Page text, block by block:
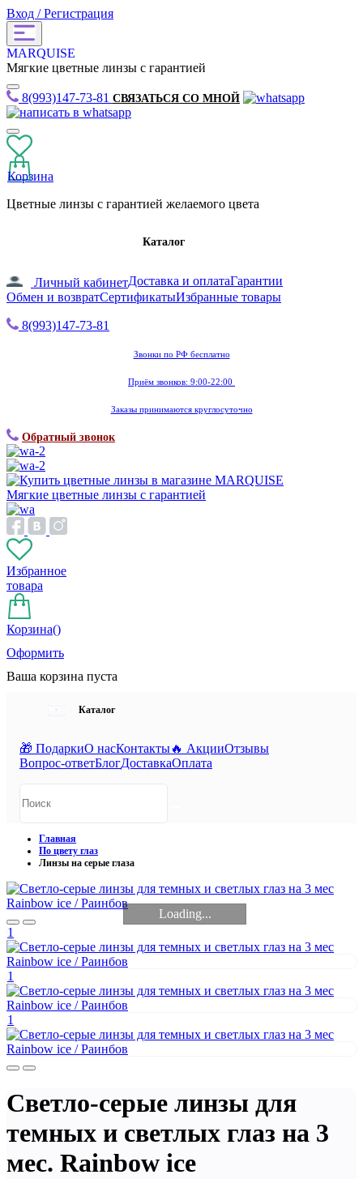
Вход / Регистрация
MARQUISE
Мягкие цветные линзы с гарантией
8(993)147-73-81 СВЯЗАТЬСЯ СО МНОЙ
Корзина
Цветные линзы с гарантией желаемого цвета
Каталог
Личный кабинетДоставка и оплатаГарантии
Обмен и возвратСертификатыИзбранные товары
8(993)147-73-81
Звонки по РФ бесплатно
Приём звонков: 9:00-22:00
Заказы принимаются круглосуточно
Обратный звонок
Мягкие цветные линзы с гарантией
Избранное
товара
Корзина()
Оформить
Ваша корзина пуста
Каталог
🎁 ПодаркиО насКонтакты🔥 АкцииОтзывы
Вопрос-ответБлогДоставкаОплата
Главная
По цвету глаз
Линзы на серые глаза
Loading...
1
1
1
Светло-серые линзы для
темных и светлых глаз на 3
мес. Rainbow ice